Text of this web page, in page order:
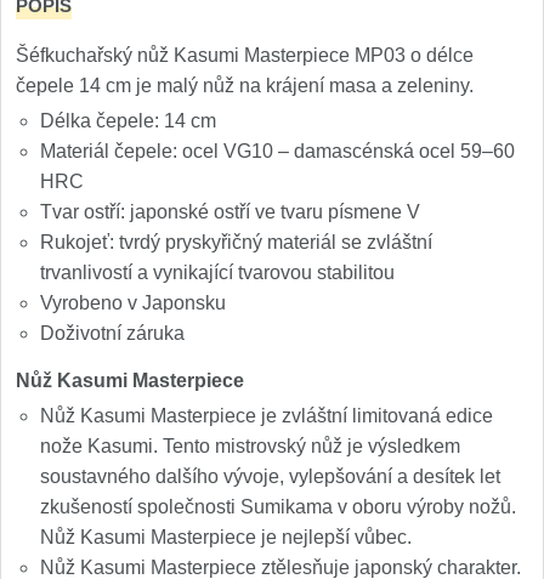
POPIS
Šéfkuchařský nůž Kasumi Masterpiece MP03 o délce
čepele 14 cm je malý nůž na krájení masa a zeleniny.
Délka čepele: 14 cm
Materiál čepele: ocel VG10 – damascénská ocel 59–60
HRC
Tvar ostří: japonské ostří ve tvaru písmene V
Rukojeť: tvrdý pryskyřičný materiál se zvláštní
trvanlivostí a vynikající tvarovou stabilitou
Vyrobeno v Japonsku
Doživotní záruka
Nůž Kasumi Masterpiece
Nůž Kasumi Masterpiece je zvláštní limitovaná edice
nože Kasumi. Tento mistrovský nůž je výsledkem
soustavného dalšího vývoje, vylepšování a desítek let
zkušeností společnosti Sumikama v oboru výroby nožů.
Nůž Kasumi Masterpiece je nejlepší vůbec.
Nůž Kasumi Masterpiece ztělesňuje japonský charakter.